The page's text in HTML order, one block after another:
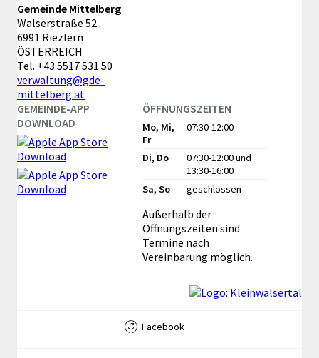
Gemeinde Mittelberg
Walserstraße 52
6991 Riezlern
ÖSTERREICH
Tel. +43 5517 531 50
verwaltung@gde-
mittelberg.at
GEMEINDE-APP
DOWNLOAD
ÖFFNUNGSZEITEN
Mo, Mi,
Fr
07:30-12:00
Di, Do 07:30-12:00und
13:30-16:00
Sa, So
geschlossen
Außerhalb der
Öffnungszeiten sind
Termine nach
Vereinbarung möglich.
Facebook